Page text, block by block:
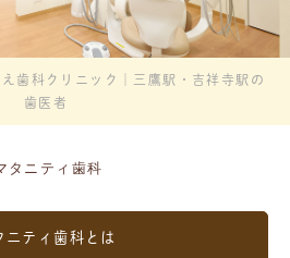
歯科クリニック｜三鷹駅・吉祥寺駅の
歯医者
タニティ歯科
ニティ歯科とは